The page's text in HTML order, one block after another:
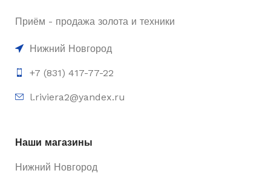
Приём - продажа золота и техники
Нижний Новгород
+7 (831) 417-77-22
l.riviera2@yandex.ru
Наши магазины
Нижний Новгород